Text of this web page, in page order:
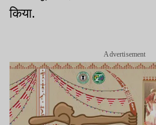
किया.
Advertisement